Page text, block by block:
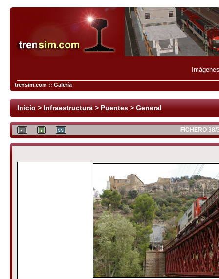
trensim.com :: Galería
Inicio>Infraestructura>Puentes>General
FICHERO 38/